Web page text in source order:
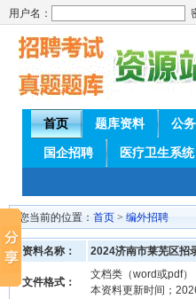
用户名：
首页 题库资料 公
国企招聘 医疗卫生系统
您当前的位置： 首页 > 编外招聘
资料名称： 2024济南市莱芜区招
文件格式：
文档类（word或pdf）
本资料更新时间；